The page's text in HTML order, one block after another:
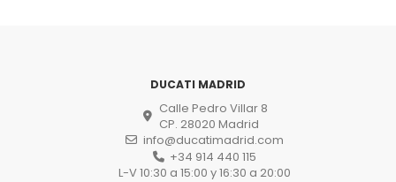
DUCATI MADRID
Calle Pedro Villar 8
CP. 28020 Madrid
info@ducatimadrid.com
+34 914 440 115
L-V 10:30 a 15:00 y 16:30 a 20:00